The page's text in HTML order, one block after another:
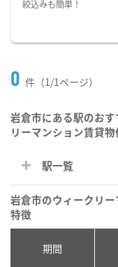
絞込みも簡単！
0 件（1/1ページ）
岩倉市にある駅のお
リーマンション賃貸物
駅一覧
岩倉市のウィークリ
特徴
期間